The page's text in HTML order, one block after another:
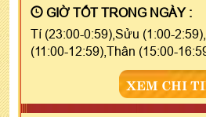
GIỜ TỐT TRONG NGÀY :
Tí (23:00-0:59),Sửu (1:00-
(11:00-12:59),Thân (15:00-
XEM CHI